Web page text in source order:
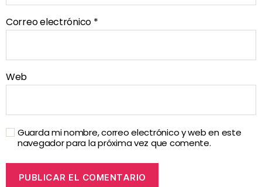
Correo electrónico *
Web
Guarda mi nombre, correo electrónico y web en este
navegador para la próxima vez que comente.